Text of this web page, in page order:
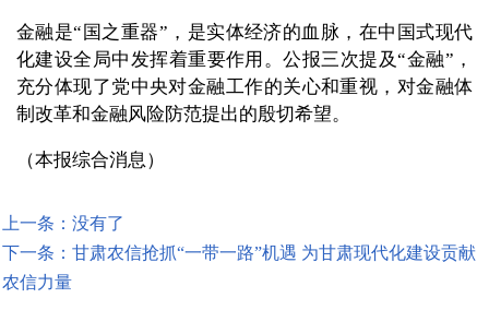
金融是“国之重器”，是实体经济的血脉，在中国式现代
化建设全局中发挥着重要作用。公报三次提及“金融”，
充分体现了党中央对金融工作的关心和重视，对金融体
制改革和金融风险防范提出的殷切希望。
（本报综合消息）
上一条：没有了
下一条：甘肃农信抢抓“一带一路”机遇 为甘肃现代化建设贡献
农信力量